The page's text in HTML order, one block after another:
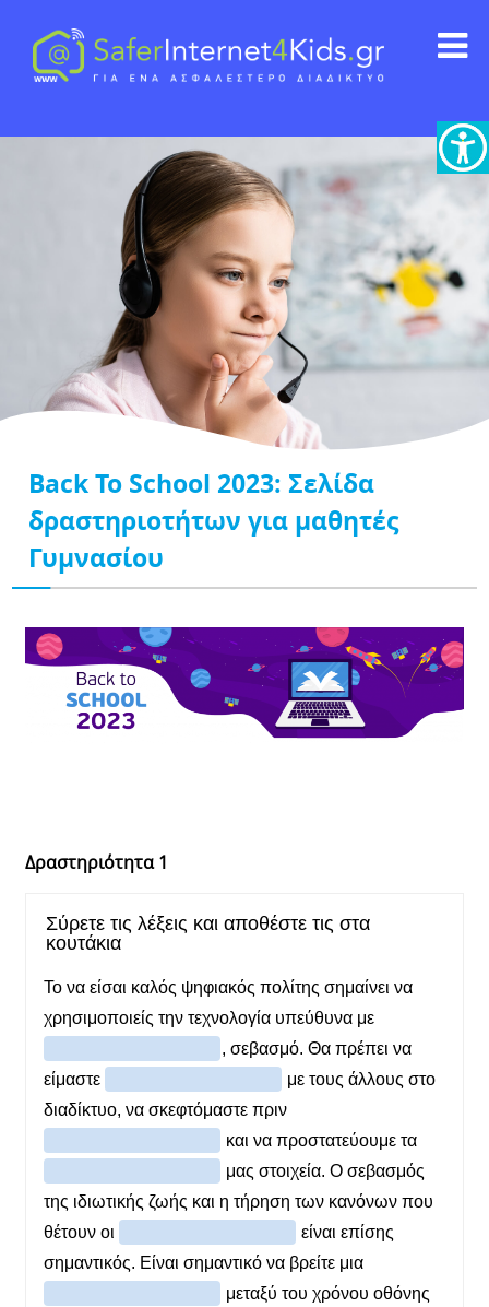
Back To School 2023: Σελίδα
δραστηριοτήτων για μαθητές
Γυμνασίου
Δραστηριότητα 1